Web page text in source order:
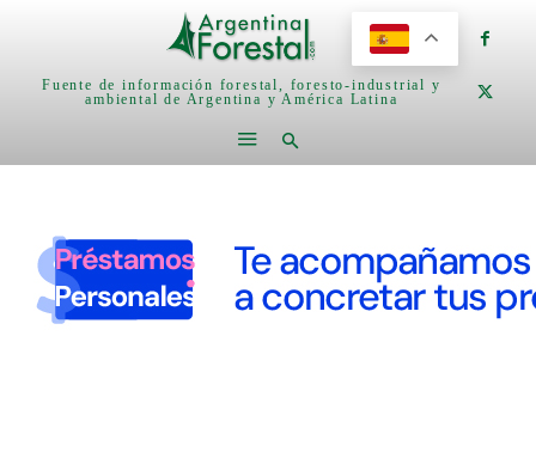
Fuente de información forestal, foresto-industrial y
ambiental de Argentina y América Latina